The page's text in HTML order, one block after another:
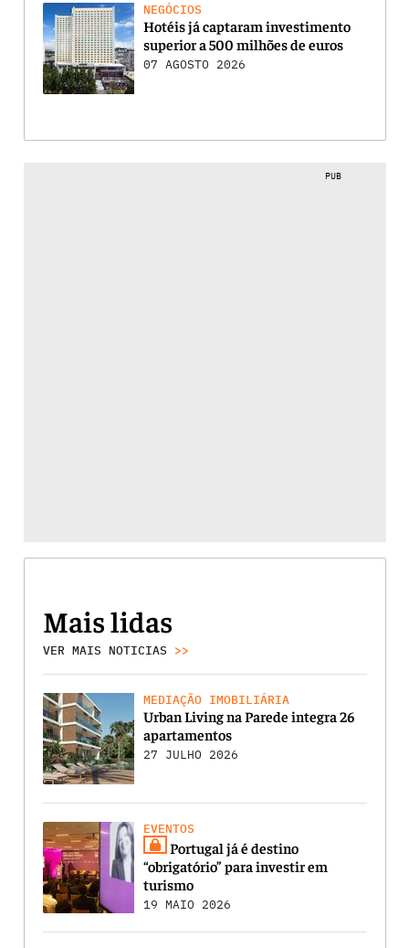
NEGÓCIOS
Hotéis já captaram investimento
superior a 500 milhões de euros
07 AGOSTO 2026
PUB
Mais lidas
VER MAIS NOTICIAS >>
MEDIAÇÃO IMOBILIÁRIA
Urban Living na Parede integra 26
apartamentos
27 JULHO 2026
EVENTOS
Portugal já é destino
“obrigatório” para investir em
turismo
19 MAIO 2026